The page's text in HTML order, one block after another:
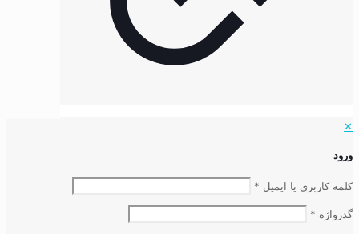
✕
ورود
کلمه کاربری یا ایمیل *
گذرواژه *